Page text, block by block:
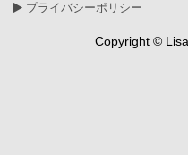
プライバシーポリシー
Copyright ©